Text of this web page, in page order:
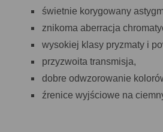
świetnie korygowany
znikoma aberracja
wysokiej klasy pryzmaty i
przyzwoita transmisja,
dobre odwzorowanie
źrenice wyjściowe na